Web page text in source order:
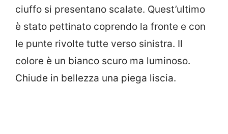
ciuffo si presentano scalate. Quest’ultimo
è stato pettinato coprendo la fronte e con
le punte rivolte tutte verso sinistra. Il
colore è un bianco scuro ma luminoso.
Chiude in bellezza una piega liscia.